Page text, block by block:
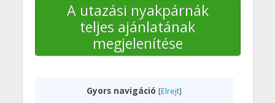
A utazási nyakpárnák
teljes ajánlatának
megjelenítése
Gyors navigáció [Elrejt]